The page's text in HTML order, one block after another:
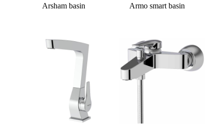
Armo smart basin
Arsham basin